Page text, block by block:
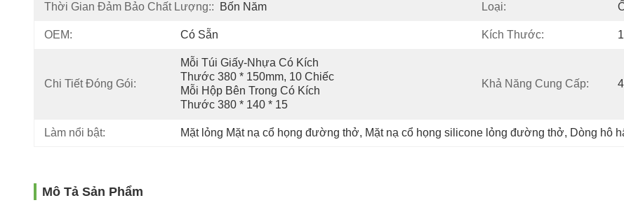
Thời Gian Đảm Bảo Chất Lượng:: Bốn Năm Loại:
OEM: Có Sẵn Kích Thước:
Chi Tiết Đóng Gói:
Mỗi Túi Giấy-Nhựa Có Kích
Thước 380 * 150mm, 10 Chiếc
Mỗi Hộp Bên Trong Có Kích
Thước 380 * 140 * 15
Khả Năng Cung Cấp:
Làm nổi bật: Mặt lỏng Mặt nạ cổ họng đường thở, Mặt nạ cổ họng silicone lỏng đường thở, Dòng hô
Mô Tả Sản Phẩm